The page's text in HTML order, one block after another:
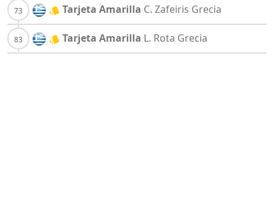
Tarjeta Amarilla C. Zafeiris Grecia
Tarjeta Amarilla L. Rota Grecia